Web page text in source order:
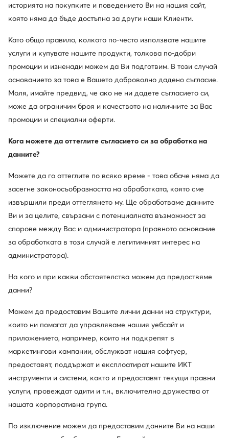
Открийте други марки
Имате въпроси?
Проверете най-често задаваните въпроси в Центъра
за обслужване на клиенти или се свържете с нас
Изтеглете приложение
Обслужване на клиенти
За нас
историята на покупките и поведението Ви на нашия сайт,
която няма да бъде достъпна за други наши Клиенти.
Като общо правило, колкото по-често използвате нашите
услуги и купувате нашите продукти, толкова по-добри
промоции и изненади можем да Ви подготвим. В този случай
основанието за това е Вашето доброволно дадено съгласие.
Моля, имайте предвид, че ако не ни дадете съгласието си,
може да ограничим броя и качеството на наличните за Вас
промоции и специални оферти.
Кога можете да оттеглите съгласието си за обработка на
данните?
Можете да го оттеглите по всяко време - това обаче няма да
засегне законосъобразността на обработката, която сме
извършили преди оттеглянето му. Ще обработваме данните
Ви и за целите, свързани с потенциалната възможност за
спорове между Вас и администратора (правното основание
за обработката в този случай е легитимният интерес на
администратора).
На кого и при какви обстоятелства можем да предоствяме
данни?
Можем да предоставим Вашите лични данни на структури,
които ни помагат да управляваме нашия уебсайт и
приложението, например, които ни подкрепят в
маркетингови кампании, обслужват нашия софтуер,
предоставят, поддържат и експлоатират нашите ИКТ
инструменти и системи, както и предоставят текущи правни
услуги, провеждат одити и т.н., включително дружества от
нашата корпоративна група.
По изключение можем да предоставим данните Ви на наши